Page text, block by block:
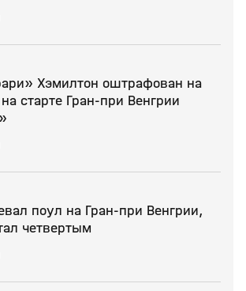
Хэмилтон оштрафован на
старте Гран‑при Венгрии
поул на Гран‑при Венгрии,
четвертым